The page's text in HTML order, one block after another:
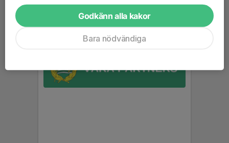
Godkänn alla kakor
Bara nödvändiga